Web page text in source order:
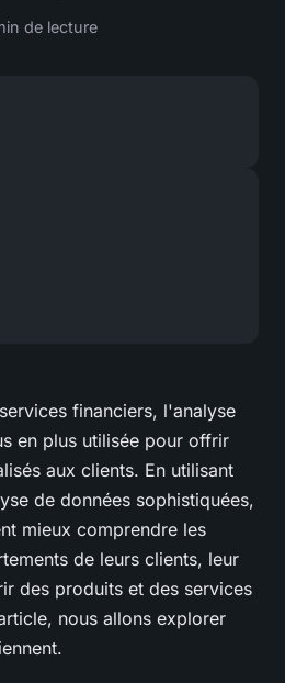
de lecture
financiers, l'analyse
en plus utilisée pour offrir
aux clients. En utilisant
de données sophistiquées,
mieux comprendre les
de leurs clients, leur
des produits et des services
nous allons explorer